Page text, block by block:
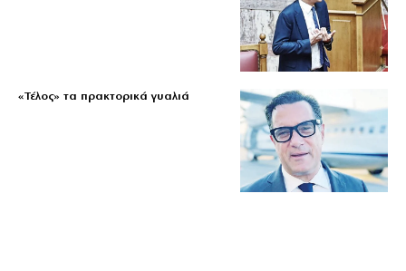
«Τέλος» τα πρακτορικά γυαλιά